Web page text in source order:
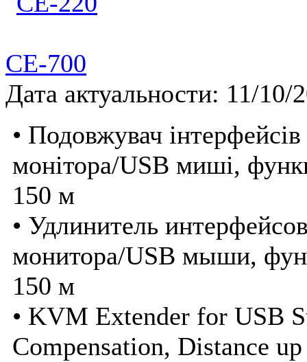
CE-700
Дата актуальности: 11/10/
• Подовжувач
монітора/USB миші,
150 м
• Удлинитель
монитора/USB мыши,
150 м
• KVM Extender for USB
Compensation, Distance